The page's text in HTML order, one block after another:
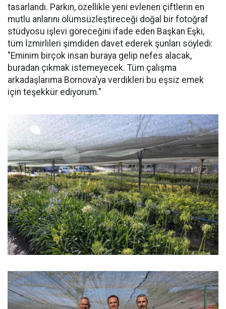
tasarlandı. Parkın, özellikle yeni evlenen çiftlerin en
mutlu anlarını ölümsüzleştireceği doğal bir fotoğraf
stüdyosu işlevi göreceğini ifade eden Başkan Eşki,
tüm İzmirlileri şimdiden davet ederek şunları söyledi:
"Eminim birçok insan buraya gelip nefes alacak,
buradan çıkmak istemeyecek. Tüm çalışma
arkadaşlarıma Bornova’ya verdikleri bu eşsiz emek
için teşekkür ediyorum."